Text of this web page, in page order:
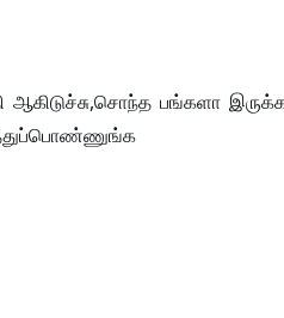
பங்களா